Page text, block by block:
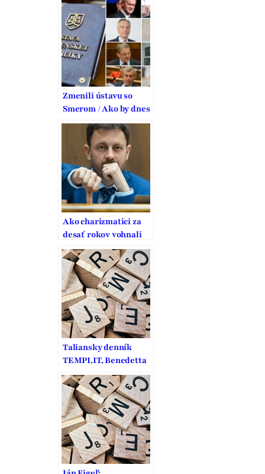
Zmenili ústavu so
Smerom / Ako by dnes
hlasovali Figeľ,
Hrušovský, Jurinová
či Kaník? A čo radia
KDH? (anketa)
Ako charizmatici za
desať rokov vohnali
kresťanskú politiku
do slepej uličky
Taliansky denník
TEMPI.IT, Benedetta
Frigerio sa pýta Jána
Figeľa